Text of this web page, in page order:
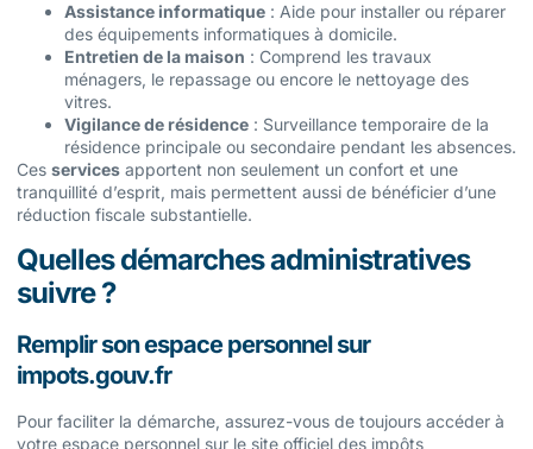
Assistance informatique : Aide pour installer ou réparer
des équipements informatiques à domicile.
Entretien de la maison : Comprend les travaux
ménagers, le repassage ou encore le nettoyage des
vitres.
Vigilance de résidence : Surveillance temporaire de la
résidence principale ou secondaire pendant les absences.
Ces services apportent non seulement un confort et une
tranquillité d’esprit, mais permettent aussi de bénéficier d’une
réduction fiscale substantielle.
Quelles démarches administratives
suivre ?
Remplir son espace personnel sur
impots.gouv.fr
Pour faciliter la démarche, assurez-vous de toujours accéder à
votre espace personnel sur le site officiel des impôts